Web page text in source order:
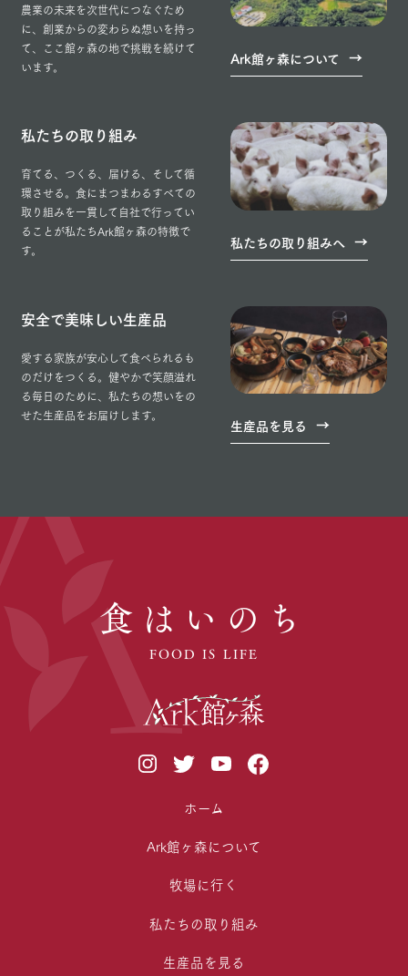
Ark館ヶ森について
農業の未来を次世代につなぐため
に、創業からの変わらぬ想いを持っ
て、ここ館ヶ森の地で挑戦を続けて
います。
私たちの取り組みへ
私たちの取り組み
育てる、つくる、届ける、そして循
環させる。食にまつまわるすべての
取り組みを一貫して自社で行ってい
ることが私たちArk館ヶ森の特徴で
す。
生産品を見る
安全で美味しい生産品
愛する家族が安心して食べられるも
のだけをつくる。健やかで笑顔溢れ
る毎日のために、私たちの想いをの
せた生産品をお届けします。
食はいのち
FOOD IS LIFE
ホーム
Ark館ヶ森について
牧場に行く
私たちの取り組み
生産品を見る